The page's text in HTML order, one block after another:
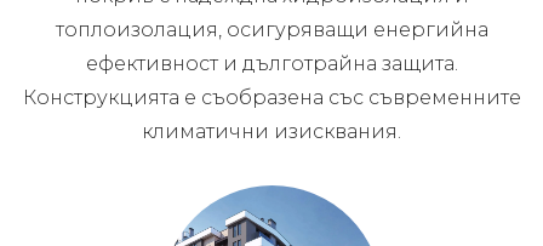
топлоизолация, осигуряващи енергийна
ефективност и дълготрайна защита.
Конструкцията е съобразена със съвременните
климатични изисквания.